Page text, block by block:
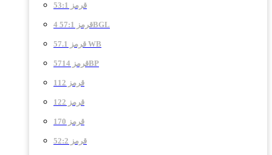
قرمز 53:1
قرمز 57:1 4BGL
قرمز 57.1 WB
قرمز 5714BP
قرمز 112
قرمز 122
قرمز 170
قرمز 52:2